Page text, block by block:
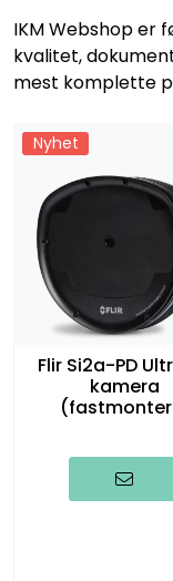
IKM Webshop er
kvalitet,
mest komplette
Nyhet
Flir Si2a-PD
kamera
Kampanjer
Outlet